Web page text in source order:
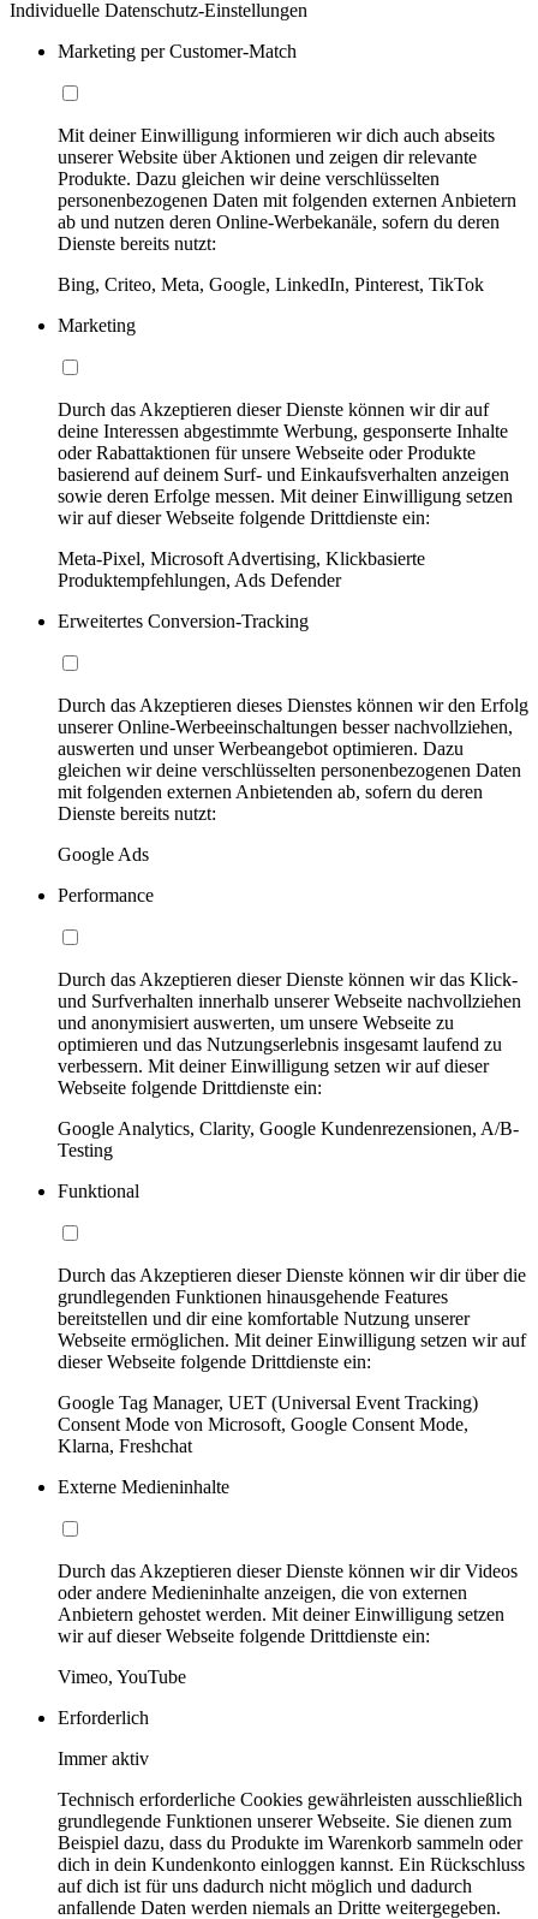
Individuelle Datenschutz-Einstellungen
Marketing per Customer-Match
Mit deiner Einwilligung informieren wir dich auch abseits
unserer Website über Aktionen und zeigen dir relevante
Produkte. Dazu gleichen wir deine verschlüsselten
personenbezogenen Daten mit folgenden externen Anbietern
ab und nutzen deren Online-Werbekanäle, sofern du deren
Dienste bereits nutzt:
Bing, Criteo, Meta, Google, LinkedIn, Pinterest, TikTok
Marketing
Durch das Akzeptieren dieser Dienste können wir dir auf
deine Interessen abgestimmte Werbung, gesponserte Inhalte
oder Rabattaktionen für unsere Webseite oder Produkte
basierend auf deinem Surf- und Einkaufsverhalten anzeigen
sowie deren Erfolge messen. Mit deiner Einwilligung setzen
wir auf dieser Webseite folgende Drittdienste ein:
Meta-Pixel, Microsoft Advertising, Klickbasierte
Produktempfehlungen, Ads Defender
Erweitertes Conversion-Tracking
Durch das Akzeptieren dieses Dienstes können wir den Erfolg
unserer Online-Werbeeinschaltungen besser nachvollziehen,
auswerten und unser Werbeangebot optimieren. Dazu
gleichen wir deine verschlüsselten personenbezogenen Daten
mit folgenden externen Anbietenden ab, sofern du deren
Dienste bereits nutzt:
Google Ads
Performance
Durch das Akzeptieren dieser Dienste können wir das Klick-
und Surfverhalten innerhalb unserer Webseite nachvollziehen
und anonymisiert auswerten, um unsere Webseite zu
optimieren und das Nutzungserlebnis insgesamt laufend zu
verbessern. Mit deiner Einwilligung setzen wir auf dieser
Webseite folgende Drittdienste ein:
Google Analytics, Clarity, Google Kundenrezensionen, A/B-
Testing
Funktional
Durch das Akzeptieren dieser Dienste können wir dir über die
grundlegenden Funktionen hinausgehende Features
bereitstellen und dir eine komfortable Nutzung unserer
Webseite ermöglichen. Mit deiner Einwilligung setzen wir auf
dieser Webseite folgende Drittdienste ein:
Google Tag Manager, UET (Universal Event Tracking)
Consent Mode von Microsoft, Google Consent Mode,
Klarna, Freshchat
Externe Medieninhalte
Durch das Akzeptieren dieser Dienste können wir dir Videos
oder andere Medieninhalte anzeigen, die von externen
Anbietern gehostet werden. Mit deiner Einwilligung setzen
wir auf dieser Webseite folgende Drittdienste ein:
Vimeo, YouTube
Erforderlich
Immer aktiv
Technisch erforderliche Cookies gewährleisten ausschließlich
grundlegende Funktionen unserer Webseite. Sie dienen zum
Beispiel dazu, dass du Produkte im Warenkorb sammeln oder
dich in dein Kundenkonto einloggen kannst. Ein Rückschluss
auf dich ist für uns dadurch nicht möglich und dadurch
anfallende Daten werden niemals an Dritte weitergegeben.